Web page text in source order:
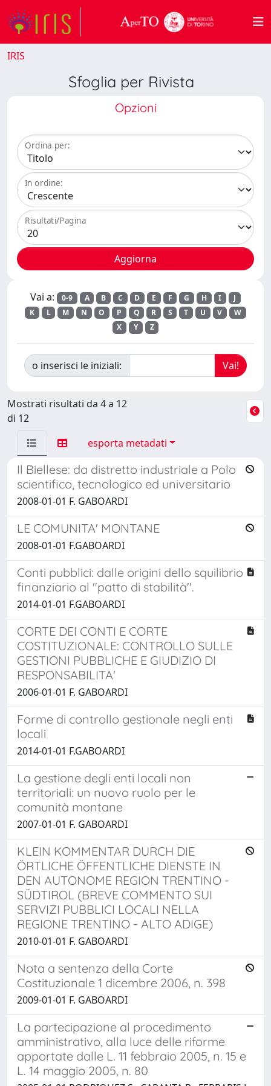
IRIS
Sfoglia per Rivista
Opzioni
Ordina per:
In ordine:
Risultati/Pagina
Vai a: 0-9 A B C D E F G H I
J
K
L M N O P Q R S T U V
W
X
Y Z
o inserisci le iniziali:
Mostrati risultati da 4 a 12
di 12
esporta metadati
Il Biellese: da distretto industriale a Polo
scientifico, tecnologico ed universitario
2008-01-01 F. GABOARDI
LE COMUNITA' MONTANE
2008-01-01 F.GABOARDI
Conti pubblici: dalle origini dello squilibrio
finanziario al "patto di stabilità".
2014-01-01 F.GABOARDI
CORTE DEI CONTI E CORTE
COSTITUZIONALE: CONTROLLO SULLE
GESTIONI PUBBLICHE E GIUDIZIO DI
RESPONSABILITA'
2006-01-01 F. GABOARDI
Forme di controllo gestionale negli enti
locali
2014-01-01 F.GABOARDI
La gestione degli enti locali non
territoriali: un nuovo ruolo per le
comunità montane
2007-01-01 F. GABOARDI
KLEIN KOMMENTAR DURCH DIE
ÖRTLICHE ÖFFENTLICHE DIENSTE IN
DEN AUTONOME REGION TRENTINO -
SÜDTIROL (BREVE COMMENTO SUI
SERVIZI PUBBLICI LOCALI NELLA
REGIONE TRENTINO - ALTO ADIGE)
2010-01-01 F. GABOARDI
Nota a sentenza della Corte
Costituzionale 1 dicembre 2006, n. 398
2009-01-01 F. GABOARDI
La partecipazione al procedimento
amministrativo, alla luce delle riforme
apportate dalle L. 11 febbraio 2005, n. 15 e
L. 14 maggio 2005, n. 80